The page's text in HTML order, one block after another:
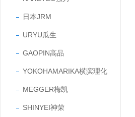
日本JRM
URYU瓜生
GAOPIN高品
YOKOHAMARIKA横滨理化
MEGGER梅凯
SHINYEI神荣